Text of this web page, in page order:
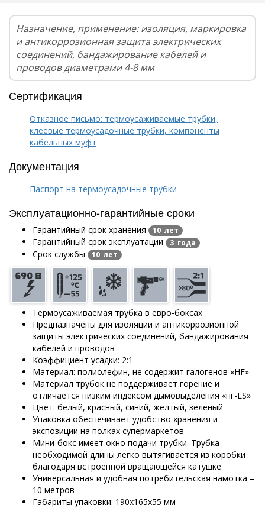
Назначение, применение: изоляция, маркировка
и антикоррозионная защита электрических
соединений, бандажирование кабелей и
проводов диаметрами 4-8 мм
Сертификация
Отказное письмо: термоусаживаемые трубки,
клеевые термоусадочные трубки, компоненты
кабельных муфт
Документация
Паспорт на термоусадочные трубки
Эксплуатационно-гарантийные сроки
Гарантийный срок хранения 10 лет
Гарантийный срок эксплуатации 3 года
Срок службы 10 лет
Термоусаживаемая трубка в евро-боксах
Предназначены для изоляции и антикоррозионной
защиты электрических соединений, бандажирования
кабелей и проводов
Коэффициент усадки: 2:1
Материал: полиолефин, не содержит галогенов «HF»
Материал трубок не поддерживает горение и
отличается низким индексом дымовыделения «нг-LS»
Цвет: белый, красный, синий, желтый, зеленый
Упаковка обеспечивает удобство хранения и
экспозиции на полках супермаркетов
Мини-бокс имеет окно подачи трубки. Трубка
необходимой длины легко вытягивается из коробки
благодаря встроенной вращающейся катушке
Универсальная и удобная потребительская намотка –
10 метров
Габариты упаковки: 190х165х55 мм